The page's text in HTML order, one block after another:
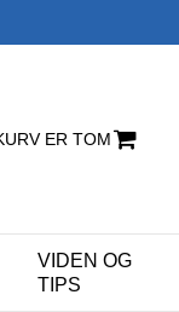
ER TOM
VIDEN OG
TIPS